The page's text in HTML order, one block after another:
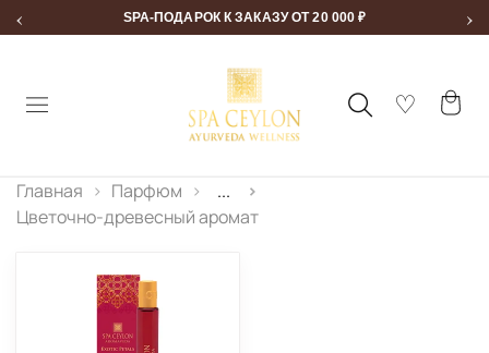
‹ SPA-ПОДАРОК К ЗАКАЗУ ОТ 20 000 ₽ ›
Главная Парфюм
...
Цветочно-древесный аромат